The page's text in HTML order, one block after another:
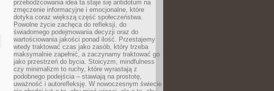
przebodźcowania idea ta staje się antidotum na
zmęczenie informacyjne i emocjonalne, które
dotyka coraz większą część społeczeństwa.
Powolne życie zachęca do refleksji, do
świadomego podejmowania decyzji oraz do
wartościowania jakości ponad ilość. Przestajemy
wtedy traktować czas jako zasób, który trzeba
maksymalnie zapełnić, a zaczynamy traktować go
jako przestrzeń do bycia. Stoicyzm, mindfulness
czy minimalizm to ruchy, które wyrastają z
podobnego podejścia – stawiają na prostotę,
uważność i autorefleksję. W nowoczesnym świecie